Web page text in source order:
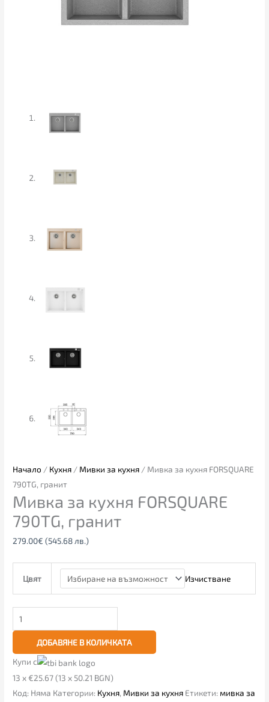
Начало / Кухня / Мивки за кухня / Мивка за кухня FORSQUARE
790TG, гранит
Мивка за кухня FORSQUARE
790TG, гранит
279.00€ (545.68 лв.)
Цвят Изчистване
ДОБАВЯНЕ В КОЛИЧКАТА
Купи с
13 x €25.67 (13 x 50.21 BGN)
Код: Няма Категории: Кухня, Мивки за кухня Етикети: мивка за